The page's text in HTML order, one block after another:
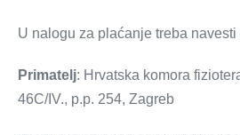
U nalogu za plaćanje treba
Primatelj: Hrvatska komora
46C/IV., p.p. 254, Zagreb